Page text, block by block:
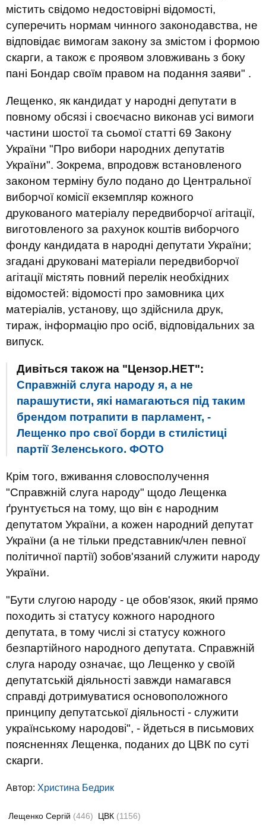
містить свідомо недостовірні відомості,
суперечить нормам чинного законодавства, не
відповідає вимогам закону за змістом і формою
скарги, а також є проявом зловживань з боку
пані Бондар своїм правом на подання заяви" .
Лещенко, як кандидат у народні депутати в
повному обсязі і своєчасно виконав усі вимоги
частини шостої та сьомої статті 69 Закону
України "Про вибори народних депутатів
України". Зокрема, впродовж встановленого
законом терміну було подано до Центральної
виборчої комісії екземпляр кожного
друкованого матеріалу передвиборчої агітації,
виготовленого за рахунок коштів виборчого
фонду кандидата в народні депутати України;
згадані друковані матеріали передвиборчої
агітації містять повний перелік необхідних
відомостей: відомості про замовника цих
матеріалів, установу, що здійснила друк,
тираж, інформацію про осіб, відповідальних за
випуск.
Дивіться також на "Цензор.НЕТ":
Справжній слуга народу я, а не
парашутисти, які намагаються під таким
брендом потрапити в парламент, -
Лещенко про свої борди в стилістиці
партії Зеленського. ФОТО
Крім того, вживання словосполучення
"Справжній слуга народу" щодо Лещенка
ґрунтується на тому, що він є народним
депутатом України, а кожен народний депутат
України (а не тільки представник/член певної
політичної партії) зобов'язаний служити народу
України.
"Бути слугою народу - це обов'язок, який прямо
походить зі статусу кожного народного
депутата, в тому числі зі статусу кожного
безпартійного народного депутата. Справжній
слуга народу означає, що Лещенко у своїй
депутатській діяльності завжди намагався
справді дотримуватися основоположного
принципу депутатської діяльності - служити
українському народові", - йдеться в письмових
поясненнях Лещенка, поданих до ЦВК по суті
скарги.
Автор: Христина Бедрик
Лещенко Сергій (446) ЦВК (1156)